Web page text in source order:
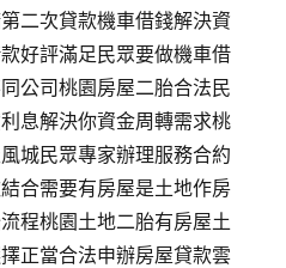
二次貸款機車借錢解決資
好評滿足民眾要做機車借
公司桃園房屋二胎合法民
息解決你資金周轉需求桃
城民眾專家辦理服務合約
合需要有房屋是土地作房
程桃園土地二胎有房屋土
正當合法申辦房屋貸款雲